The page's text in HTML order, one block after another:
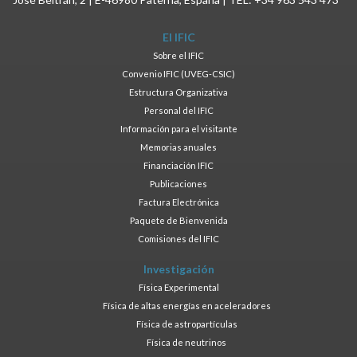
El IFIC
Sobre el IFIC
Convenio IFIC (UVEG-CSIC)
Estructura Organizativa
Personal del IFIC
Información para el visitante
Memorias anuales
Financiación IFIC
Publicaciones
Factura Electrónica
Paquete de Bienvenida
Comisiones del IFIC
Investigación
Física Experimental
Física de altas energías en aceleradores
Física de astropartículas
Física de neutrinos